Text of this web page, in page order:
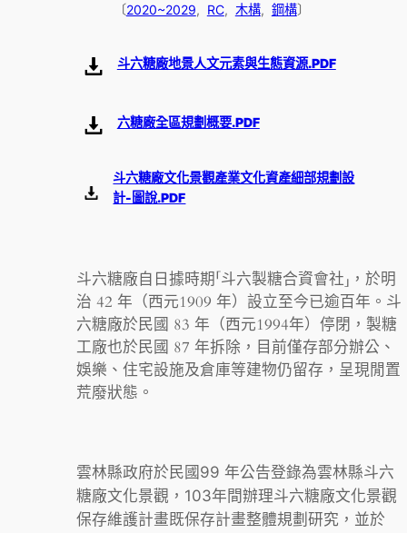
〔2020~2029, RC, 木構, 鋼構〕
斗六糖廠地景人文元素與生態資源.PDF
六糖廠全區規劃概要.PDF
斗六糖廠文化景觀產業文化資產細部規劃設
計-圖說.PDF
斗六糖廠自日據時期「斗六製糖合資會社」，於明
治 42 年（西元1909 年）設立至今已逾百年。斗
六糖廠於民國 83 年（西元1994年）停閉，製糖
工廠也於民國 87 年拆除，目前僅存部分辦公、
娛樂、住宅設施及倉庫等建物仍留存，呈現閒置
荒廢狀態。
雲林縣政府於民國99 年公告登錄為雲林縣斗六
糖廠文化景觀，103年間辦理斗六糖廠文化景觀
保存維護計畫既保存計畫整體規劃研究，並於